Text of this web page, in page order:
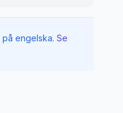
engelska. Se